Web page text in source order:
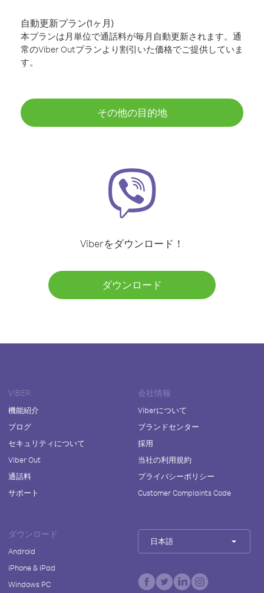
自動更新プラン(1ヶ月)
本プランは月単位で通話料が毎月自動更新されます。通
常のViber Outプランより割引いた価格でご提供していま
す。
その他の目的地
Viberをダウンロード！
ダウンロード
VIBER
機能紹介
ブログ
セキュリティについて
Viber Out
通話料
サポート
会社情報
Viberについて
ブランドセンター
採用
当社の利用規約
プライバシーポリシー
Customer Complaints Code
ダウンロード
Android
iPhone & iPad
Windows PC
日本語